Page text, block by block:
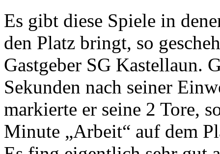
Es gibt diese Spiele in
den Platz bringt, so
Gastgeber SG Kastellaun.
Sekunden nach seiner
markierte er seine 2 Tore,
Minute „Arbeit“ auf dem